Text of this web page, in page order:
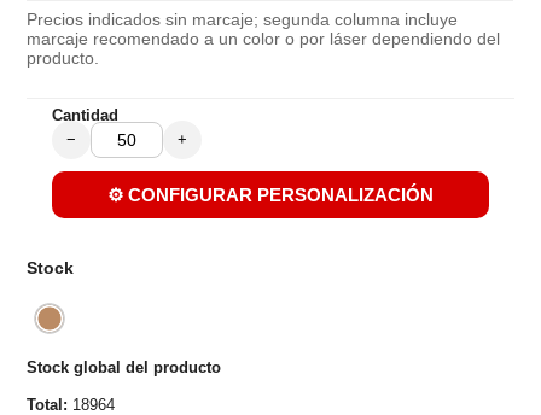
Precios indicados sin marcaje; segunda columna incluye
marcaje recomendado a un color o por láser dependiendo del
producto.
Cantidad
− +
⚙️ CONFIGURAR PERSONALIZACIÓN
Stock
Stock global del producto
Total: 18964